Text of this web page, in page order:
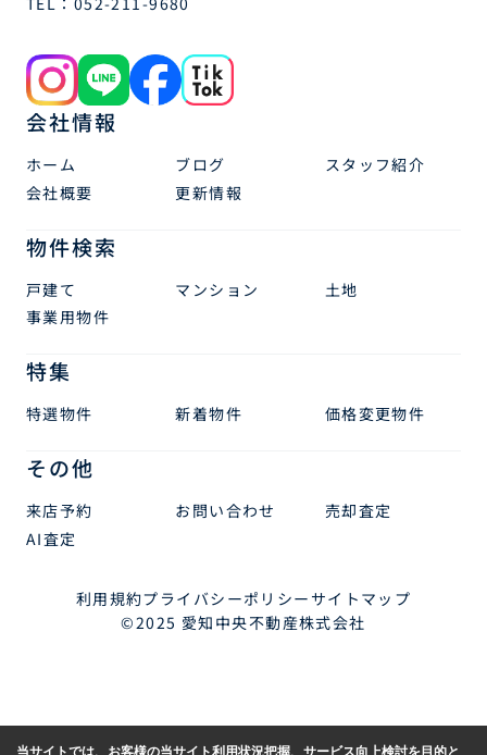
会社情報
ホーム ブログ
スタッフ紹介
会社概要
更新情報
物件検索
戸建て マンション
土地
事業用物件
特集
特選物件 新着物件 価格変更物件
その他
来店予約 お問い合わせ
売却査定
AI査定
利用規約プライバシーポリシーサイトマップ
©2025 愛知中央不動産株式会社
当サイトでは、お客様の当サイト利用状況把握、サービス向上検討を目的と